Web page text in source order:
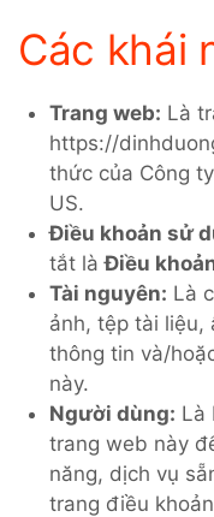
Các khái
Trang web: Là
https://
thức của Công
US.
Điều khoản sử
tắt làĐiều
Tài nguyên: Là
ảnh, tệp tài
thông tin và/
này.
Người dùng: Là
trang web này
năng, dịch vụ
trang điều